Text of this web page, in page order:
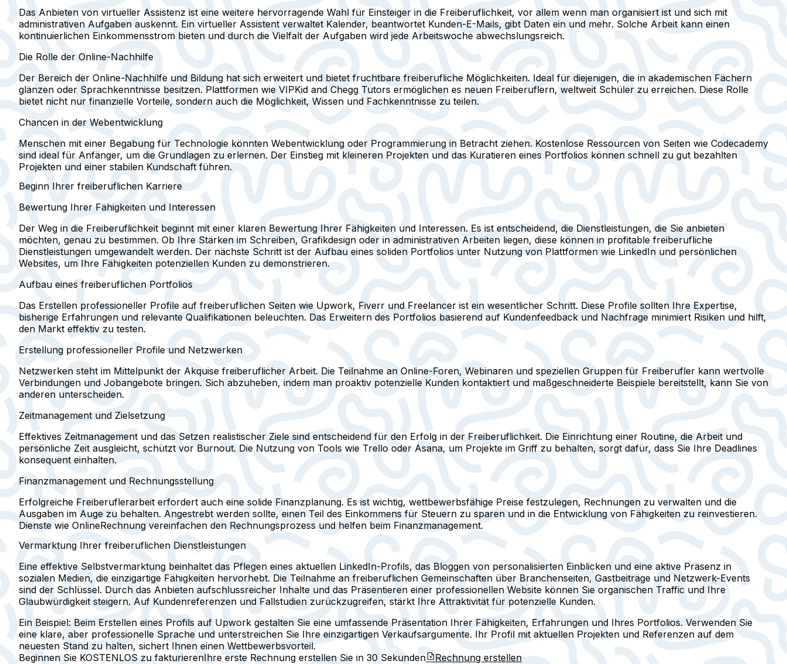
Das Anbieten von virtueller Assistenz ist eine weitere hervorragende Wahl für Einsteiger in die Freiberuflichkeit, vor allem wenn man organisiert ist und sich mit
administrativen Aufgaben auskennt. Ein virtueller Assistent verwaltet Kalender, beantwortet Kunden-E-Mails, gibt Daten ein und mehr. Solche Arbeit kann einen
kontinuierlichen Einkommensstrom bieten und durch die Vielfalt der Aufgaben wird jede Arbeitswoche abwechslungsreich.
Die Rolle der Online-Nachhilfe
Der Bereich der Online-Nachhilfe und Bildung hat sich erweitert und bietet fruchtbare freiberufliche Möglichkeiten. Ideal für diejenigen, die in akademischen Fächern
glänzen oder Sprachkenntnisse besitzen. Plattformen wie VIPKid and Chegg Tutors ermöglichen es neuen Freiberuflern, weltweit Schüler zu erreichen. Diese Rolle
bietet nicht nur finanzielle Vorteile, sondern auch die Möglichkeit, Wissen und Fachkenntnisse zu teilen.
Chancen in der Webentwicklung
Menschen mit einer Begabung für Technologie könnten Webentwicklung oder Programmierung in Betracht ziehen. Kostenlose Ressourcen von Seiten wie Codecademy
sind ideal für Anfänger, um die Grundlagen zu erlernen. Der Einstieg mit kleineren Projekten und das Kuratieren eines Portfolios können schnell zu gut bezahlten
Projekten und einer stabilen Kundschaft führen.
Beginn Ihrer freiberuflichen Karriere
Bewertung Ihrer Fähigkeiten und Interessen
Der Weg in die Freiberuflichkeit beginnt mit einer klaren Bewertung Ihrer Fähigkeiten und Interessen. Es ist entscheidend, die Dienstleistungen, die Sie anbieten
möchten, genau zu bestimmen. Ob Ihre Stärken im Schreiben, Grafikdesign oder in administrativen Arbeiten liegen, diese können in profitable freiberufliche
Dienstleistungen umgewandelt werden. Der nächste Schritt ist der Aufbau eines soliden Portfolios unter Nutzung von Plattformen wie LinkedIn und persönlichen
Websites, um Ihre Fähigkeiten potenziellen Kunden zu demonstrieren.
Aufbau eines freiberuflichen Portfolios
Das Erstellen professioneller Profile auf freiberuflichen Seiten wie Upwork, Fiverr und Freelancer ist ein wesentlicher Schritt. Diese Profile sollten Ihre Expertise,
bisherige Erfahrungen und relevante Qualifikationen beleuchten. Das Erweitern des Portfolios basierend auf Kundenfeedback und Nachfrage minimiert Risiken und hilft,
den Markt effektiv zu testen.
Erstellung professioneller Profile und Netzwerken
Netzwerken steht im Mittelpunkt der Akquise freiberuflicher Arbeit. Die Teilnahme an Online-Foren, Webinaren und speziellen Gruppen für Freiberufler kann wertvolle
Verbindungen und Jobangebote bringen. Sich abzuheben, indem man proaktiv potenzielle Kunden kontaktiert und maßgeschneiderte Beispiele bereitstellt, kann Sie von
anderen unterscheiden.
Zeitmanagement und Zielsetzung
Effektives Zeitmanagement und das Setzen realistischer Ziele sind entscheidend für den Erfolg in der Freiberuflichkeit. Die Einrichtung einer Routine, die Arbeit und
persönliche Zeit ausgleicht, schützt vor Burnout. Die Nutzung von Tools wie Trello oder Asana, um Projekte im Griff zu behalten, sorgt dafür, dass Sie Ihre Deadlines
konsequent einhalten.
Finanzmanagement und Rechnungsstellung
Erfolgreiche Freiberuflerarbeit erfordert auch eine solide Finanzplanung. Es ist wichtig, wettbewerbsfähige Preise festzulegen, Rechnungen zu verwalten und die
Ausgaben im Auge zu behalten. Angestrebt werden sollte, einen Teil des Einkommens für Steuern zu sparen und in die Entwicklung von Fähigkeiten zu reinvestieren.
Dienste wie OnlineRechnung vereinfachen den Rechnungsprozess und helfen beim Finanzmanagement.
Vermarktung Ihrer freiberuflichen Dienstleistungen
Eine effektive Selbstvermarktung beinhaltet das Pflegen eines aktuellen LinkedIn-Profils, das Bloggen von personalisierten Einblicken und eine aktive Präsenz in
sozialen Medien, die einzigartige Fähigkeiten hervorhebt. Die Teilnahme an freiberuflichen Gemeinschaften über Branchenseiten, Gastbeiträge und Netzwerk-Events
sind der Schlüssel. Durch das Anbieten aufschlussreicher Inhalte und das Präsentieren einer professionellen Website können Sie organischen Traffic und Ihre
Glaubwürdigkeit steigern. Auf Kundenreferenzen und Fallstudien zurückzugreifen, stärkt Ihre Attraktivität für potenzielle Kunden.
Ein Beispiel: Beim Erstellen eines Profils auf Upwork gestalten Sie eine umfassende Präsentation Ihrer Fähigkeiten, Erfahrungen und Ihres Portfolios. Verwenden Sie
eine klare, aber professionelle Sprache und unterstreichen Sie Ihre einzigartigen Verkaufsargumente. Ihr Profil mit aktuellen Projekten und Referenzen auf dem
neuesten Stand zu halten, sichert Ihnen einen Wettbewerbsvorteil.
Beginnen Sie KOSTENLOS zu fakturierenIhre erste Rechnung erstellen Sie in 30 Sekunden Rechnung erstellen